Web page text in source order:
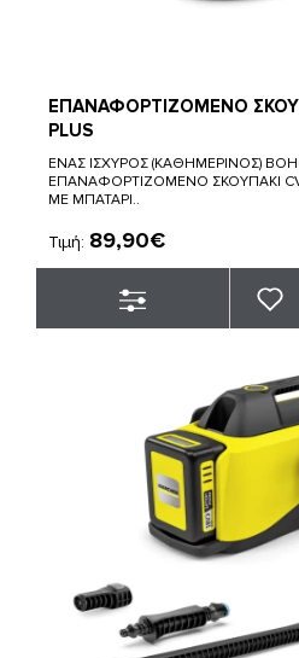
ΕΠΑΝΑΦΟΡΤΙΖΟΜΕΝΟ
PLUS
ΕΝΑΣ ΙΣΧΥΡΟΣ (ΚΑΘΗΜΕΡΙΝΟΣ)
ΕΠΑΝΑΦΟΡΤΙΖΟΜΕΝΟ ΣΚΟΥΠΑΚΙ
ΜΕ ΜΠΑΤΑΡΙ..
Τιμή: 89,90€